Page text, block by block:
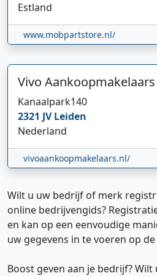
Estland
www.mobpartstore.nl/
Vivo Aankoopmakelaars
Kanaalpark140
2321 JVLeiden
Nederland
vivoaankoopmakelaars.nl/
Wilt u uw bedrijf of merk
online bedrijvengids?
en kan op een eenvoudige
uw gegevens in te voeren op de
Boost geven aan je bedrijf?